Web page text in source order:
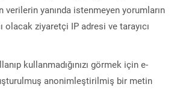
yanında istenmeyen yorumların
olacak ziyaretçi IP adresi ve tarayıcı
kullanmadığınızı görmek için e-
anonimleştirilmiş bir metin